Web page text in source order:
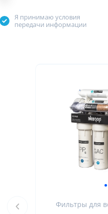
Я принимаю условия
передачи информации
Фильтры для